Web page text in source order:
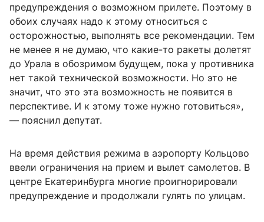
предупреждения о возможном прилете. Поэтому в
обоих случаях надо к этому относиться с
осторожностью, выполнять все рекомендации. Тем
не менее я не думаю, что какие-то ракеты долетят
до Урала в обозримом будущем, пока у противника
нет такой технической возможности. Но это не
значит, что это эта возможность не появится в
перспективе. И к этому тоже нужно готовиться»,
— пояснил депутат.
На время действия режима в аэропорту Кольцово
ввели ограничения на прием и вылет самолетов. В
центре Екатеринбурга многие проигнорировали
предупреждение и продолжали гулять по улицам.